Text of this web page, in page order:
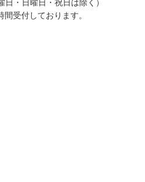
受付しております。